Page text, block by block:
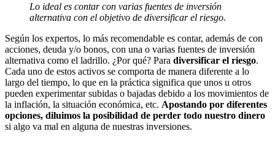
Lo ideal es contar con varias fuentes de inversión
alternativa con el objetivo de diversificar el riesgo.
Según los expertos, lo más recomendable es contar, además de con
acciones, deuda y/o bonos, con una o varias fuentes de inversión
alternativa como el ladrillo. ¿Por qué? Para diversificar el riesgo.
Cada uno de estos activos se comporta de manera diferente a lo
largo del tiempo, lo que en la práctica significa que unos u otros
pueden experimentar subidas o bajadas debido a los movimientos de
la inflación, la situación económica, etc. Apostando por diferentes
opciones, diluimos la posibilidad de perder todo nuestro dinero
si algo va mal en alguna de nuestras inversiones.